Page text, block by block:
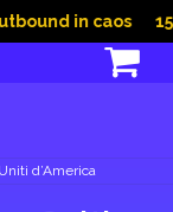
in caos 15
d’America